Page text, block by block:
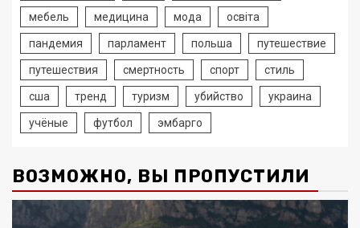
мебель медицина мода освіта
пандемия парламент польша путешествие
путешествия смертность спорт стиль
сша тренд туризм убийство украина
учёные футбол эмбарго
ВОЗМОЖНО, ВЫ ПРОПУСТИЛИ